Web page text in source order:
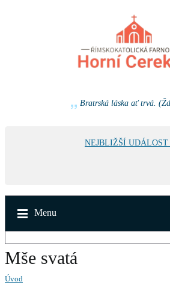
Bratrská láska ať trvá.
NEJBLIŽŠÍ UDÁLOST
Menu
Mše svatá
Úvod